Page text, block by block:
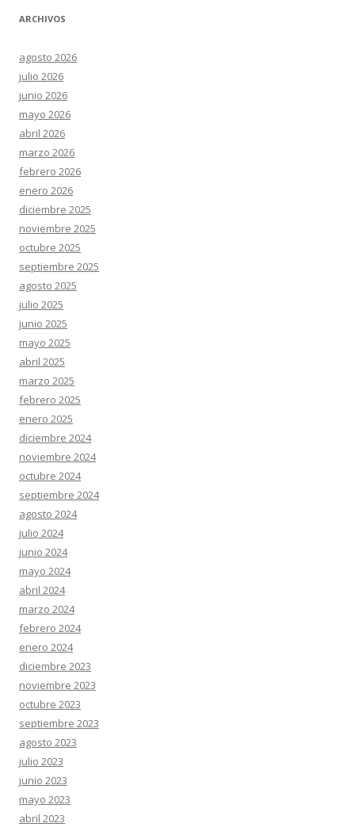
ARCHIVOS
agosto 2026
julio 2026
junio 2026
mayo 2026
abril 2026
marzo 2026
febrero 2026
enero 2026
diciembre 2025
noviembre 2025
octubre 2025
septiembre 2025
agosto 2025
julio 2025
junio 2025
mayo 2025
abril 2025
marzo 2025
febrero 2025
enero 2025
diciembre 2024
noviembre 2024
octubre 2024
septiembre 2024
agosto 2024
julio 2024
junio 2024
mayo 2024
abril 2024
marzo 2024
febrero 2024
enero 2024
diciembre 2023
noviembre 2023
octubre 2023
septiembre 2023
agosto 2023
julio 2023
junio 2023
mayo 2023
abril 2023